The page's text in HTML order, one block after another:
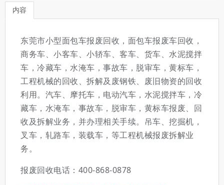
内容
东莞市小型面包车报废回收，面包车报废车回收，
商务车、小客车、小轿车、客车、货车、水泥搅拌
车，冷藏车，水淹车，事故车，脱审车，黄标车，
工程机械的回收、拆解及废钢铁、废旧物资的回收
利用。汽车、摩托车，电动汽车，水泥搅拌车，冷
藏车，水淹车，事故车，脱审车，黄标车报废、回
收及拆解业务，并办理相关手续。吊车、挖掘机，
叉车，轧路车，装载车，等工程机械报废拆解业
务。
报废回收电话：400-868-0878